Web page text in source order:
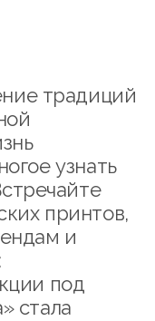
традиций
узнать
принтов,
и
под
стала